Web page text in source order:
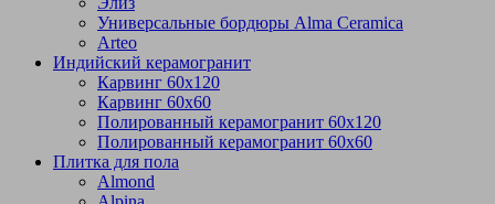
Универсальные бордюры Alma Ceramica
Arteo
Индийский керамогранит
Карвинг 60х120
Карвинг 60х60
Полированный керамогранит 60х120
Полированный керамогранит 60х60
Плитка для пола
Almond